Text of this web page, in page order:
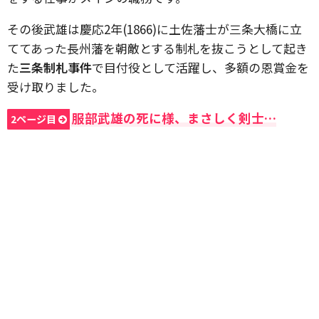
その後武雄は慶応2年(1866)に土佐藩士が三条大橋に立
ててあった長州藩を朝敵とする制札を抜こうとして起き
た三条制札事件で目付役として活躍し、多額の恩賞金を
受け取りました。
2ページ目 服部武雄の死に様、まさしく剣士…